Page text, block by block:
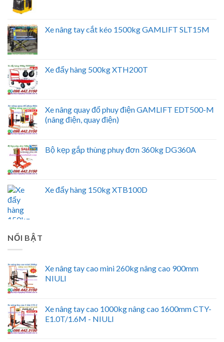
Xe nâng tay cắt kéo 1500kg GAMLIFT SLT15M
Xe đẩy hàng 500kg XTH200T
Xe nâng quay đổ phuy điện GAMLIFT EDT500-M
(nâng điện, quay điện)
Bộ kẹp gắp thùng phuy đơn 360kg DG360A
Xe đẩy hàng 150kg XTB100D
NỔI BẬT
Xe nâng tay cao mini 260kg nâng cao 900mm
NIULI
Xe nâng tay cao 1000kg nâng cao 1600mm CTY-
E1.0T/1.6M - NIULI